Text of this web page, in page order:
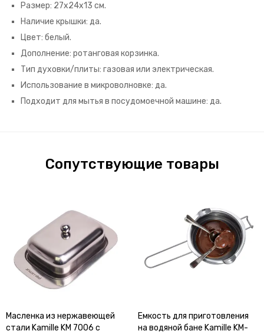
Размер: 27х24х13 см.
Наличие крышки: да.
Цвет: белый.
Дополнение: ротанговая корзинка.
Тип духовки/плиты: газовая или электрическая.
Использование в микроволновке: да.
Подходит для мытья в посудомоечной машине: да.
Сопутствующие товары
Масленка из нержавеющей
стали Kamille KM 7006 с
Емкость для приготовления
на водяной бане Kamille KM-